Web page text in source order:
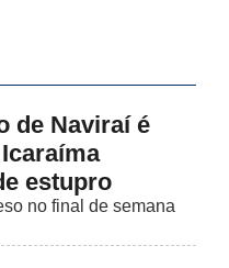
de Naviraí é
estupro
no final de semana